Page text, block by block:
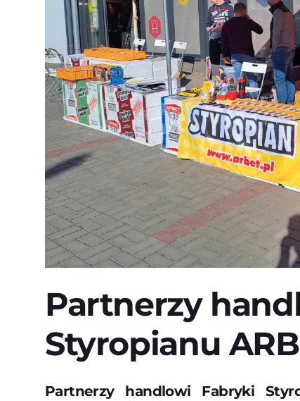
Partnerzy
Styropianu
Partnerzy handlowi Fabryki